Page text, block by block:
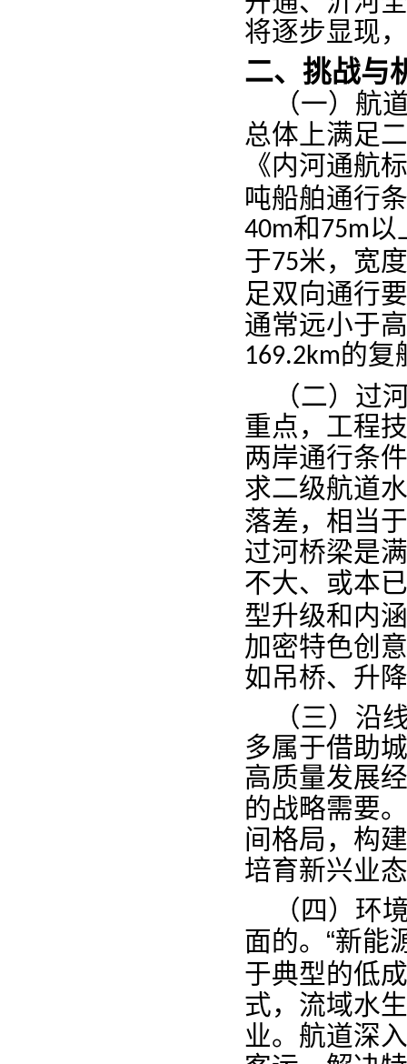
将逐步显现
二、挑战与
（一） 航
总体 上满足二
《内河通航
吨船舶通行
40m和 75m以
于75米 ， 宽度
足双向通行
通常远小于
169.2km的复
（二） 过
重点，工程
两岸通行条件
求二级航道
落差，相当
过河桥梁是
不大、 或本
型升级和内涵
加密特色创意
如吊桥、 升降
（三） 沿
多属于借助
高质量发展
的战略需要。
间格局 ， 构
培育新兴业
（四） 环
面的。 “新能
于典型的低
式，流域水
业。航道深